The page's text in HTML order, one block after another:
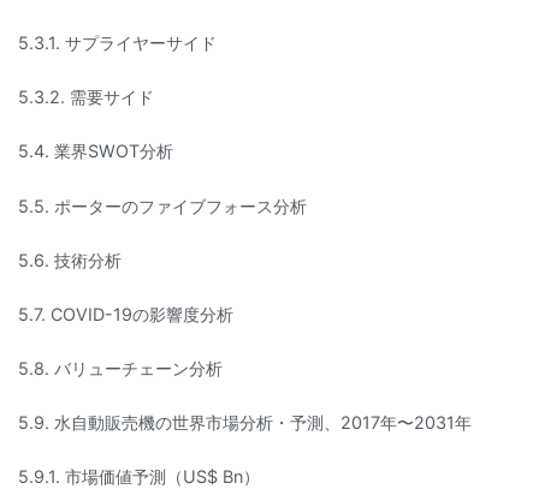
5.3.1. サプライヤーサイド
5.3.2. 需要サイド
5.4. 業界SWOT分析
5.5. ポーターのファイブフォース分析
5.6. 技術分析
5.7. COVID-19の影響度分析
5.8. バリューチェーン分析
5.9. 水自動販売機の世界市場分析・予測、2017年〜2031年
5.9.1. 市場価値予測（US$ Bn）